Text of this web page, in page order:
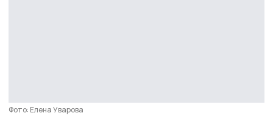
Фото: Елена Уварова